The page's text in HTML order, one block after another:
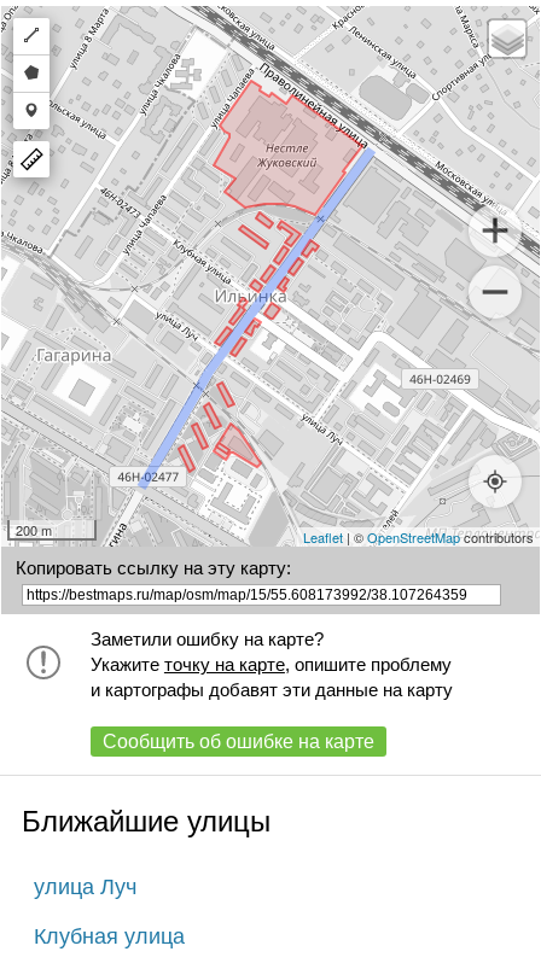
Draw
a
polyline
Draw
a
polygon
Draw
a
marker
200 m Leaflet| ©OpenStreetMapcontributors
Копировать ссылку на эту карту:
Заметили ошибку на карте?
Укажите точку на карте, опишите проблему
и картографы добавят эти данные на карту
Сообщить об ошибке на карте
Ближайшие улицы
улица Луч
Клубная улица